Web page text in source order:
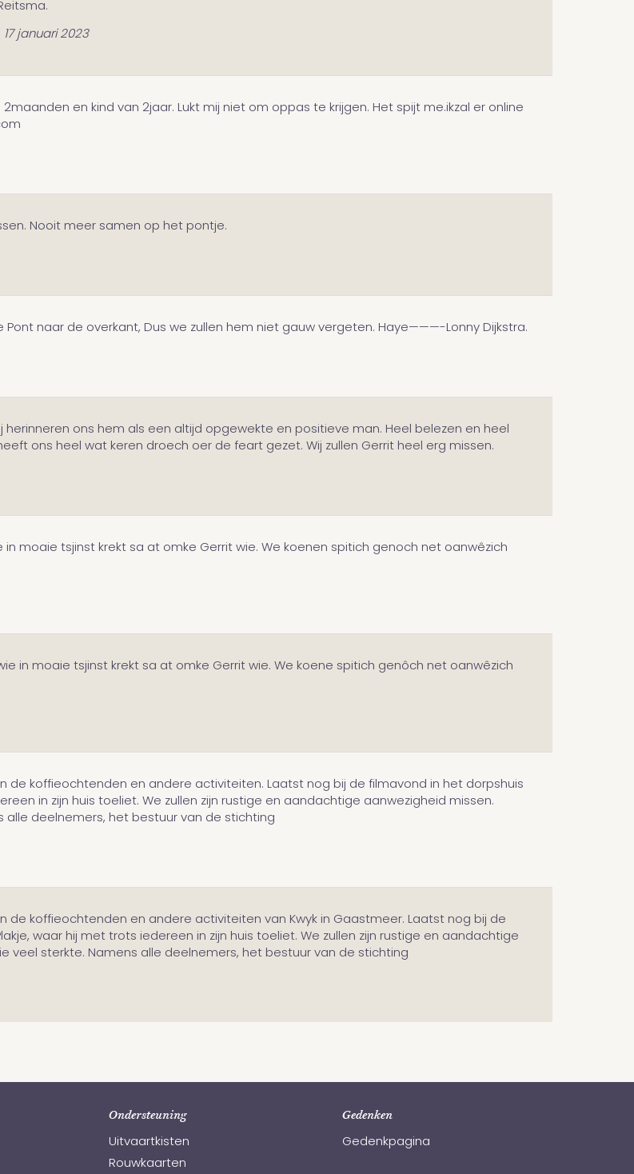
17 januari 2023
en kind van 2jaar. Lukt mij niet om oppas te krijgen. Het spijt me.ikzal er online
Nooit meer samen op het pontje.
naar de overkant, Dus we zullen hem niet gauw vergeten. Haye———-Lonny Dijkstra.
herinneren ons hem als een altijd opgewekte en positieve man. Heel belezen en heel
ons heel wat keren droech oer de feart gezet. Wij zullen Gerrit heel erg missen.
moaie tsjinst krekt sa at omke Gerrit wie. We koenen spitich genoch net oanwêzich
in moaie tsjinst krekt sa at omke Gerrit wie. We koene spitich genôch net oanwêzich
de koffieochtenden en andere activiteiten. Laatst nog bij de filmavond in het dorpshuis
in zijn huis toeliet. We zullen zijn rustige en aandachtige aanwezigheid missen.
alle deelnemers, het bestuur van de stichting
de koffieochtenden en andere activiteiten van Kwyk in Gaastmeer. Laatst nog bij de
waar hij met trots iedereen in zijn huis toeliet. We zullen zijn rustige en aandachtige
veel sterkte. Namens alle deelnemers, het bestuur van de stichting
Ondersteuning
Uitvaartkisten
Rouwkaarten
Gedenken
Gedenkpagina